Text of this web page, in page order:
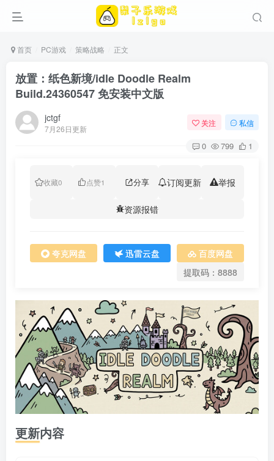
首页 PC游戏 策略战略 正文
放置：纸色新境/idle Doodle Realm
Build.24360547 免安装中文版
jctgf
7月26日更新
关注 私信
0 799 1
收藏0 点赞1 分享 订阅更新 举报
资源报错
夸克网盘 迅雷云盘
百度网盘
提取码：8888
更新内容